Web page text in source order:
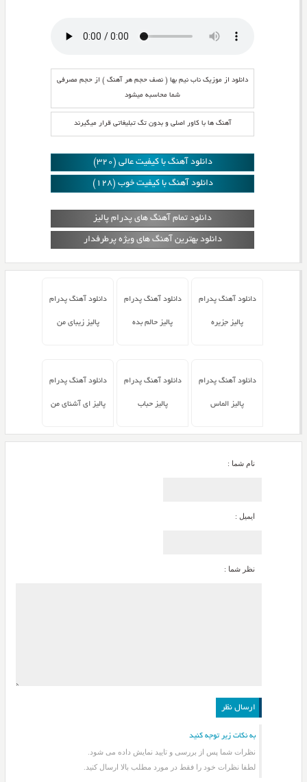
دانلود از موزیک ناب نیم بها ( نصف حجم هر آهنگ ) از حجم مصرفی
شما محاسبه میشود
آهنگ ها با کاور اصلی و بدون تگ تبلیغاتی قرار میگیرند
دانلود آهنگ با کیفیت عالی (320)
دانلود آهنگ با کیفیت خوب (128)
دانلود تمام آهنگ های پدرام پالیز
دانلود بهترین آهنگ های ویژه پرطرفدار
دانلود آهنگ پدرام
پالیز جزیره
دانلود آهنگ پدرام
پالیز حالم بده
دانلود آهنگ پدرام
پالیز زیبای من
دانلود آهنگ پدرام
پالیز الماس
دانلود آهنگ پدرام
پالیز حباب
دانلود آهنگ پدرام
پالیز ای آشنای من
نام شما :
ایمیل :
نظر شما :
به نکات زیر توجه کنید
نظرات شما پس از بررسی و تایید نمایش داده می شود.
لطفا نظرات خود را فقط در مورد مطلب بالا ارسال کنید.